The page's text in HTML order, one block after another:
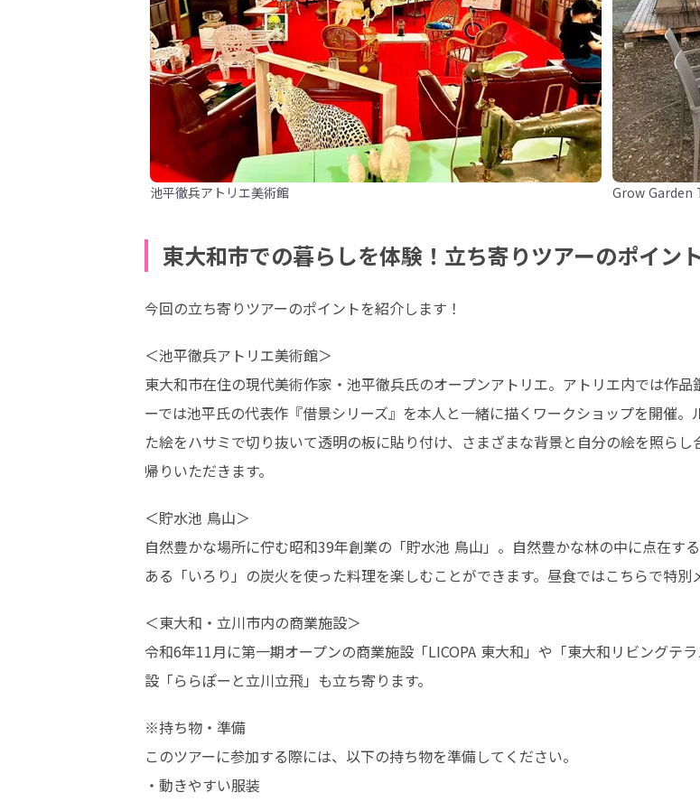
池平徹兵アトリエ美術館 Grow Garden
東大和市での暮らしを体験！立ち寄りツアーのポイント
今回の立ち寄りツアーのポイントを紹介します！
＜池平徹兵アトリエ美術館＞
東大和市在住の現代美術作家・池平徹兵氏のオープンアトリエ。アトリエ内では作
ーでは池平氏の代表作『借景シリーズ』を本人と一緒に描くワークショップを開催
た絵をハサミで切り抜いて透明の板に貼り付け、さまざまな背景と自分の絵を照ら
帰りいただきます。
＜貯水池 鳥山＞
自然豊かな場所に佇む昭和39年創業の「貯水池 鳥山」。自然豊かな林の中に点在す
ある「いろり」の炭火を使った料理を楽しむことができます。昼食ではこちらで特別
＜東大和・立川市内の商業施設＞
令和6年11月に第一期オープンの商業施設「LICOPA 東大和」や「東大和リビングテ
設「ららぽーと立川立飛」も立ち寄ります。
※持ち物・準備
このツアーに参加する際には、以下の持ち物を準備してください。
・動きやすい服装